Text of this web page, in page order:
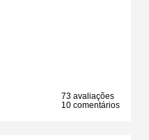
73 avaliações
10 comentários